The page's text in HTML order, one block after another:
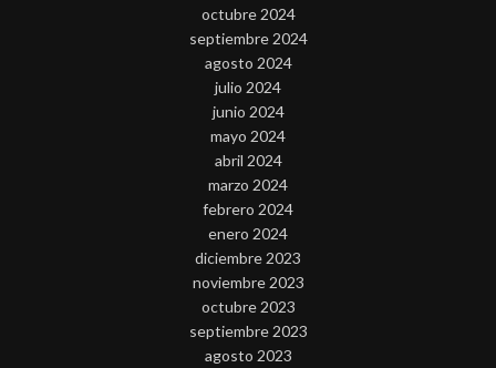
octubre 2024
septiembre 2024
agosto 2024
julio 2024
junio 2024
mayo 2024
abril 2024
marzo 2024
febrero 2024
enero 2024
diciembre 2023
noviembre 2023
octubre 2023
septiembre 2023
agosto 2023